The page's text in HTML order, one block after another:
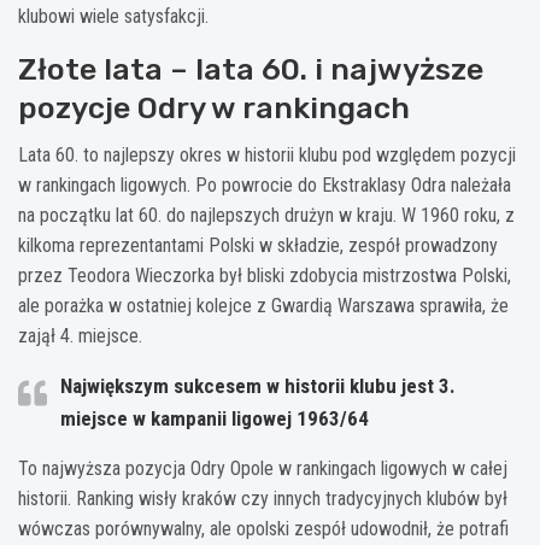
klubowi wiele satysfakcji.
Złote lata – lata 60. i najwyższe
pozycje Odry w rankingach
Lata 60. to najlepszy okres w historii klubu pod względem pozycji
w rankingach ligowych. Po powrocie do Ekstraklasy Odra należała
na początku lat 60. do najlepszych drużyn w kraju. W 1960 roku, z
kilkoma reprezentantami Polski w składzie, zespół prowadzony
przez Teodora Wieczorka był bliski zdobycia mistrzostwa Polski,
ale porażka w ostatniej kolejce z Gwardią Warszawa sprawiła, że
zajął 4. miejsce.
Największym sukcesem w historii klubu jest 3.
miejsce w kampanii ligowej 1963/64
To najwyższa pozycja Odry Opole w rankingach ligowych w całej
historii. Ranking wisły kraków czy innych tradycyjnych klubów był
wówczas porównywalny, ale opolski zespół udowodnił, że potrafi